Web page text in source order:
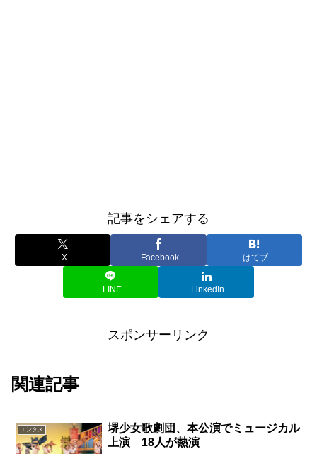
記事をシェアする
X Facebook はてブ
LINE LinkedIn
スポンサーリンク
関連記事
エンタメ
堺少女歌劇団、本公演でミュージカル
上演 18人が熱演